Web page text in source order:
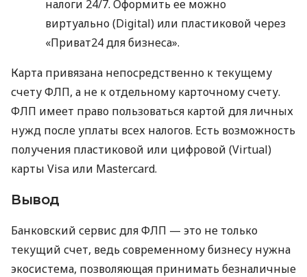
налоги 24/7. Оформить ее можно
виртуально (Digital) или пластиковой через
«Приват24 для бизнеса».
Карта привязана непосредственно к текущему
счету ФЛП, а не к отдельному карточному счету.
ФЛП имеет право пользоваться картой для личных
нужд после уплаты всех налогов. Есть возможность
получения пластиковой или цифровой (Virtual)
карты Visa или Mastercard.
Вывод
Банковский сервис для ФЛП — это не только
текущий счет, ведь современному бизнесу нужна
экосистема, позволяющая принимать безналичные